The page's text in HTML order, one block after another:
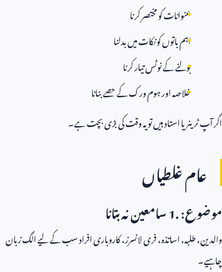
عنوانات کو مختصر کرنا
اہم باتوں کو نکات میں بدلنا
بولنے کے نوٹس تیار کرنا
خلاصہ اور ہوم ورک کے حصے بنانا
اگر آپ ٹرینر یا استاد ہیں تو یہ وقت کی بڑی بچت ہے۔
عام غلطیاں
موضوع:1.سامعین نہ بتانا
والدین، طلبہ، اساتذہ، فری لانسرز، کاروباری افراد سب کے لیے الگ زبان
چاہیے۔